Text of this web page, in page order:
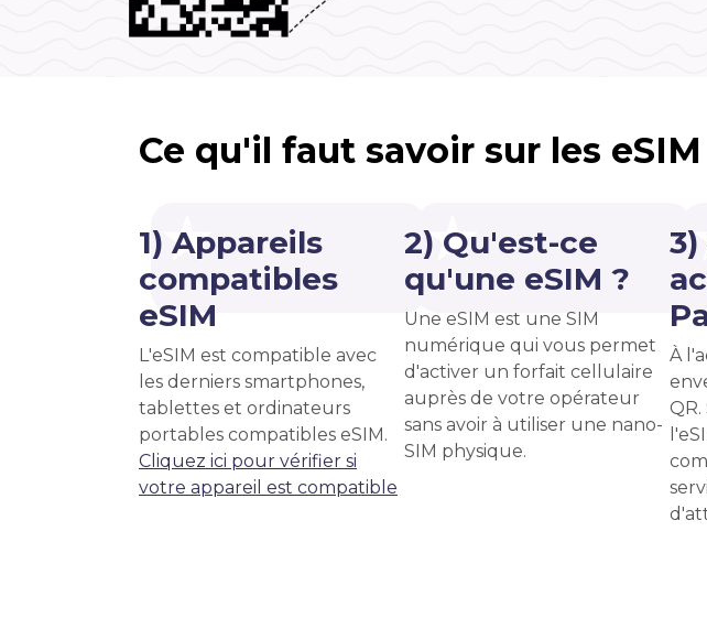
Ce qu'il faut savoir sur les eSIM
1) Appareils
compatibles
eSIM
L'eSIM est compatible avec
les derniers smartphones,
tablettes et ordinateurs
portables compatibles eSIM.
Cliquez ici pour vérifier si
votre appareil est compatible
2) Qu'est-ce
qu'une eSIM ?
Une eSIM est une SIM
numérique qui vous permet
d'activer un forfait cellulaire
auprès de votre opérateur
sans avoir à utiliser une nano-
SIM physique.
À